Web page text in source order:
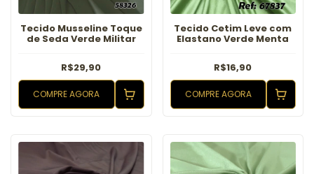
Tecido Musseline Toque
de Seda Verde Militar
R$29,90
COMPRE AGORA
Tecido Cetim Leve com
Elastano Verde Menta
R$16,90
COMPRE AGORA